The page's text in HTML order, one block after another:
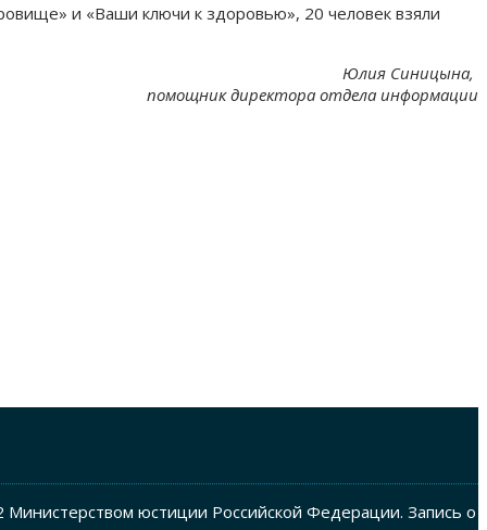
и «Ваши ключи к здоровью», 20 человек взяли
Юлия Синицына,
помощник директора отдела информации
юстиции Российской Федерации. Запись о